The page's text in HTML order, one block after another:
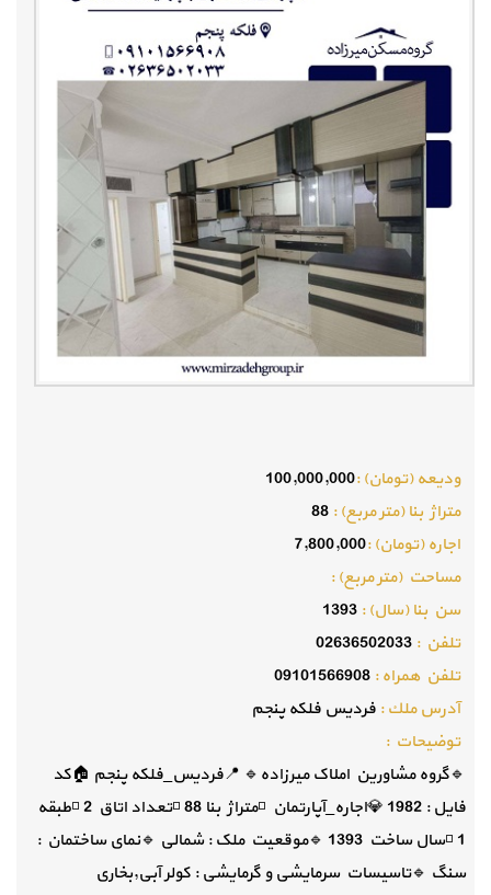
وديعه (تومان) :100,000,000
متراژ بنا (متر مربع) :88
اجاره (تومان) :7,800,000
مساحت (متر مربع) :
سن بنا (سال) :1393
تلفن :02636502033
تلفن همراه :09101566908
آدرس ملك :فردیس فلکه پنجم
توضيحات :
🔹گروه مشاورین املاک میرزاده🔹 📍فردیس_فلکه پنجم 🏠کد
فایل : 1982 💎اجاره_آپارتمان ◽️متراژ بنا 88 ◽️تعداد اتاق 2 ◽️طبقه
1 ◽️سال ساخت 1393 🔹موقعیت ملک : شمالی 🔹نمای ساختمان :
سنگ 🔹تاسیسات سرمایشی و گرمایشی : کولر آبی,بخاری